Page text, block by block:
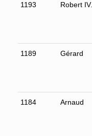
1193 Robert IV.
1189 Gérard
1184 Arnaud